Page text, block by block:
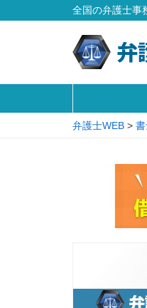
全国の弁護士事
弁護士WEB >